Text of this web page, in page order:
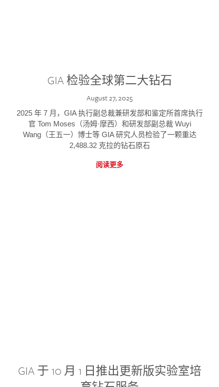
GIA 检验全球第二大钻石
August 27, 2025
2025 年 7 月，GIA 执行副总裁兼研发部和鉴定所首席执行
官 Tom Moses（汤姆·摩西）和研发部副总裁 Wuyi
Wang（王五一）博士等 GIA 研究人员检验了一颗重达
2,488.32 克拉的钻石原石
阅读更多
GIA 于 10 月 1 日推出更新版实验室培